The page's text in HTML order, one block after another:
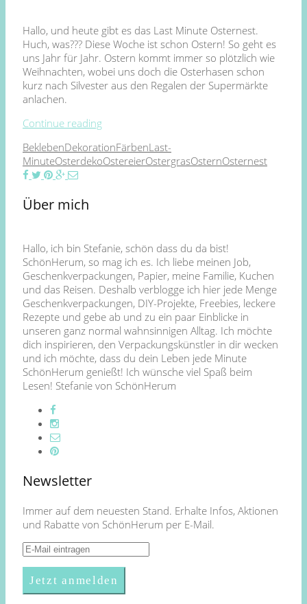
Hallo, und heute gibt es das Last Minute Osternest.
Huch, was??? Diese Woche ist schon Ostern! So geht es
uns Jahr für Jahr. Ostern kommt immer so plötzlich wie
Weihnachten, wobei uns doch die Osterhasen schon
kurz nach Silvester aus den Regalen der Supermärkte
anlachen.
Continue reading
BeklebenDekorationFärbenLast-
MinuteOsterdekoOstereierOstergrasOsternOsternest
Über mich
Hallo, ich bin Stefanie, schön dass du da bist!
SchönHerum, so mag ich es. Ich liebe meinen Job,
Geschenkverpackungen, Papier, meine Familie, Kuchen
und das Reisen. Deshalb verblogge ich hier jede Menge
Geschenkverpackungen, DIY-Projekte, Freebies, leckere
Rezepte und gebe ab und zu ein paar Einblicke in
unseren ganz normal wahnsinnigen Alltag. Ich möchte
dich inspirieren, den Verpackungskünstler in dir wecken
und ich möchte, dass du dein Leben jede Minute
SchönHerum genießt! Ich wünsche viel Spaß beim
Lesen! Stefanie von SchönHerum
Newsletter
Immer auf dem neuesten Stand. Erhalte Infos, Aktionen
und Rabatte von SchönHerum per E-Mail.